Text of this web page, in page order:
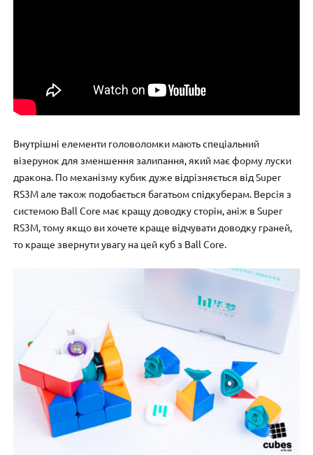
Внутрішні елементи головоломки мають спеціальний
візерунок для зменшення залипання, який має форму луски
дракона. По механізму кубик дуже відрізняється від Super
RS3M але також подобається багатьом спідкуберам. Версія з
системою Ball Core має кращу доводку сторін, аніж в Super
RS3M, тому якщо ви хочете краще відчувати доводку граней,
то краще звернути увагу на цей куб з Ball Core.